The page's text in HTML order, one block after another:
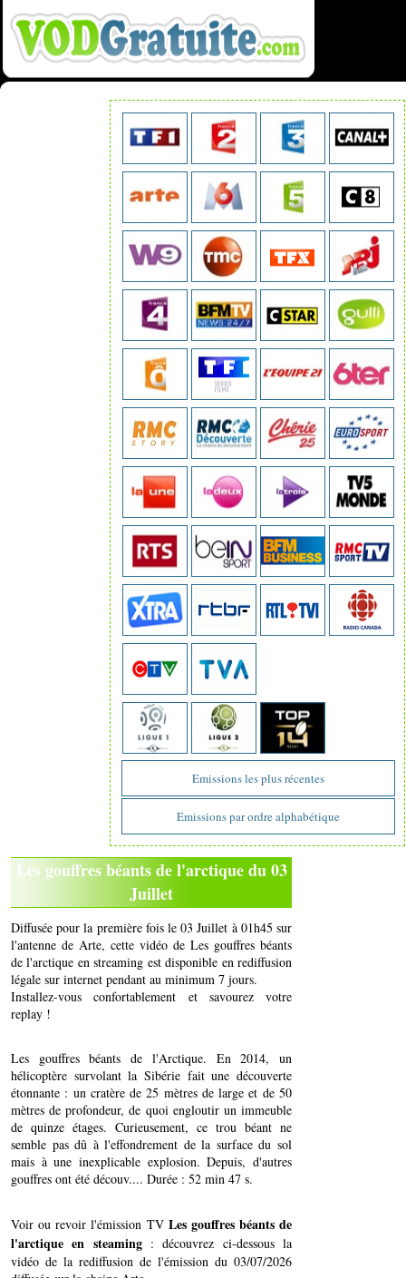
Emissions les plus récentes
Emissions par ordre alphabétique
Les gouffres béants de l'arctique du 03
Juillet
Diffusée pour la première fois le 03 Juillet à 01h45 sur
l'antenne de Arte, cette vidéo de Les gouffres béants
de l'arctique en streaming est disponible en rediffusion
légale sur internet pendant au minimum 7 jours.
Installez-vous confortablement et savourez votre
replay !
Les gouffres béants de l'Arctique. En 2014, un
hélicoptère survolant la Sibérie fait une découverte
étonnante : un cratère de 25 mètres de large et de 50
mètres de profondeur, de quoi engloutir un immeuble
de quinze étages. Curieusement, ce trou béant ne
semble pas dû à l'effondrement de la surface du sol
mais à une inexplicable explosion. Depuis, d'autres
gouffres ont été découv.... Durée : 52 min 47 s.
Voir ou revoir l'émission TV Les gouffres béants de
l'arctique en steaming: découvrez ci-dessous la
vidéo de la rediffusion de l'émission du 03/07/2026